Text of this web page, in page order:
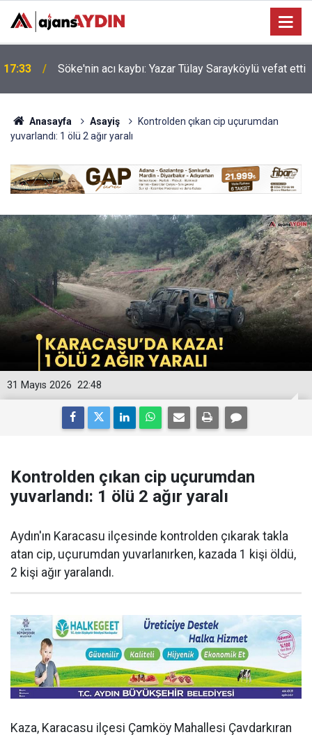
17:23
Nazilli'de motosiklet kazası: 16 yaşındaki Mustafa
vefat etti
Anasayfa Asayiş
Kontrolden çıkan cip uçurumdan
yuvarlandı: 1 ölü 2 ağır yaralı
22:48
31 Mayıs 2026
Kontrolden çıkan cip uçurumdan
yuvarlandı: 1 ölü 2 ağır yaralı
Aydın'ın Karacasu ilçesinde kontrolden çıkarak takla
atan cip, uçurumdan yuvarlanırken, kazada 1 kişi öldü,
2 kişi ağır yaralandı.
Kaza, Karacasu ilçesi Çamköy Mahallesi Çavdarkıran